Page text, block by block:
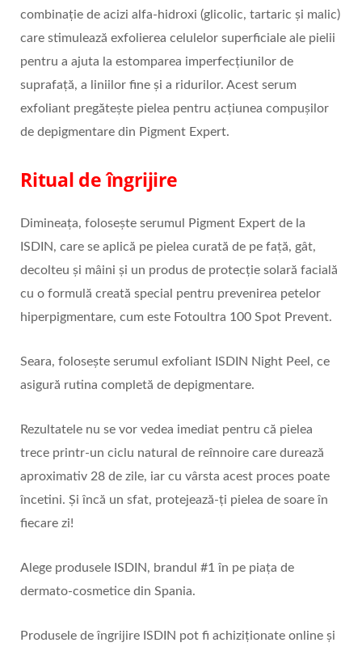
combinație de acizi alfa-hidroxi (glicolic, tartaric și malic)
care stimulează exfolierea celulelor superficiale ale pielii
pentru a ajuta la estomparea imperfecțiunilor de
suprafață, a liniilor fine și a ridurilor. Acest serum
exfoliant pregătește pielea pentru acțiunea compușilor
de depigmentare din Pigment Expert.
Ritual de îngrijire
Dimineața, folosește serumul Pigment Expert de la
ISDIN, care se aplică pe pielea curată de pe față, gât,
decolteu și mâini și un produs de protecție solară facială
cu o formulă creată special pentru prevenirea petelor
hiperpigmentare, cum este Fotoultra 100 Spot Prevent.
Seara, folosește serumul exfoliant ISDIN Night Peel, ce
asigură rutina completă de depigmentare.
Rezultatele nu se vor vedea imediat pentru că pielea
trece printr-un ciclu natural de reînnoire care durează
aproximativ 28 de zile, iar cu vârsta acest proces poate
încetini. Și încă un sfat, protejează-ți pielea de soare în
fiecare zi!
Alege produsele ISDIN, brandul #1 în pe piața de
dermato-cosmetice din Spania.
Produsele de îngrijire ISDIN pot fi achiziționate online și